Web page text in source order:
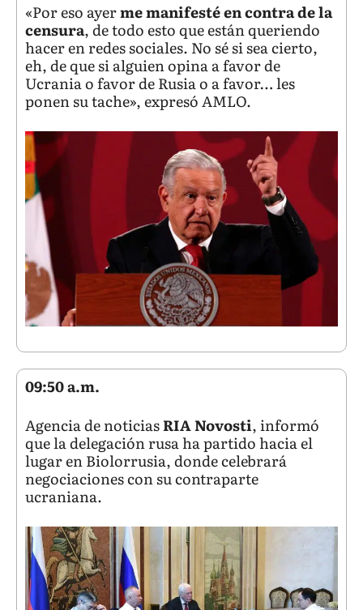
«Por eso ayerme manifesté en contra de la
censura, de todo esto que están queriendo
hacer en redes sociales. No sé si sea cierto,
eh, de que si alguien opina a favor de
Ucrania o favor de Rusia o a favor… les
ponen su tache», expresó AMLO.
09:50 a.m.
Agencia de noticiasRIA Novosti, informó
que la delegación rusa ha partido hacia el
lugar en Biolorrusia, donde celebrará
negociaciones con su contraparte
ucraniana.